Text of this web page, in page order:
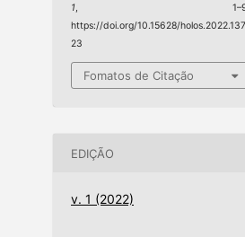
1 ,
https://doi.org/10.15628/holos.2022.137
23
Fomatos de Citação
EDIÇÃO
v. 1 (2022)